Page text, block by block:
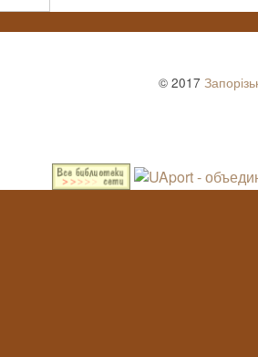
© 2017